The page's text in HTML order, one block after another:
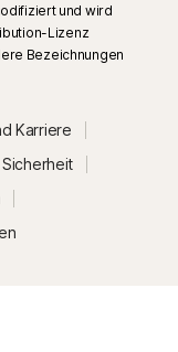
und wird
Lizenz
Bezeichnungen
Karriere
Sicherheit